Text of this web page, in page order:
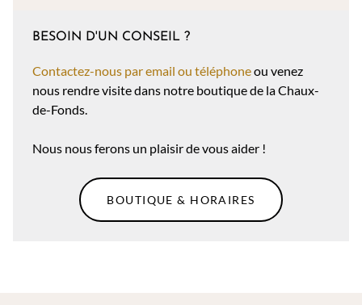
BESOIN D'UN CONSEIL ?
Contactez-nous par email ou téléphoneou venez
nous rendre visite dans notre boutique de la Chaux-
de-Fonds.
Nous nous ferons un plaisir de vous aider !
BOUTIQUE & HORAIRES